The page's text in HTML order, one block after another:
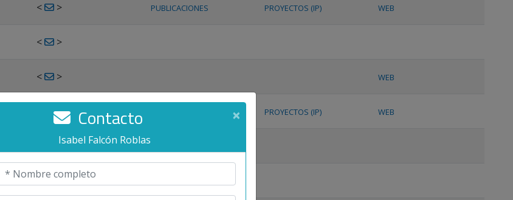
×
Contacto
Isabel Falcón Roblas
< > PUBLICACIONES PROYECTOS (IP) WEB
< >
< > WEB
> PROYECTOS (IP) WEB
>
< >